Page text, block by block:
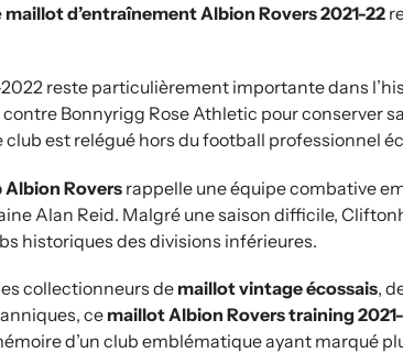
maillot d’entraînement Albion Rovers 2021-22
reste particulièrement importante dans
Bonnyrigg Rose Athletic pour conserver
club est relégué hors du football professionnel
Roversrappelle une équipe combative
Alan Reid. Malgré une saison difficile,
historiques des divisions inférieures.
collectionneurs de maillot vintage écossais,
ce maillot Albion Rovers training
d’un club emblématique ayant marqué